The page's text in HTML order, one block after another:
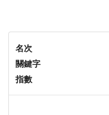
名次
關鍵字
指數